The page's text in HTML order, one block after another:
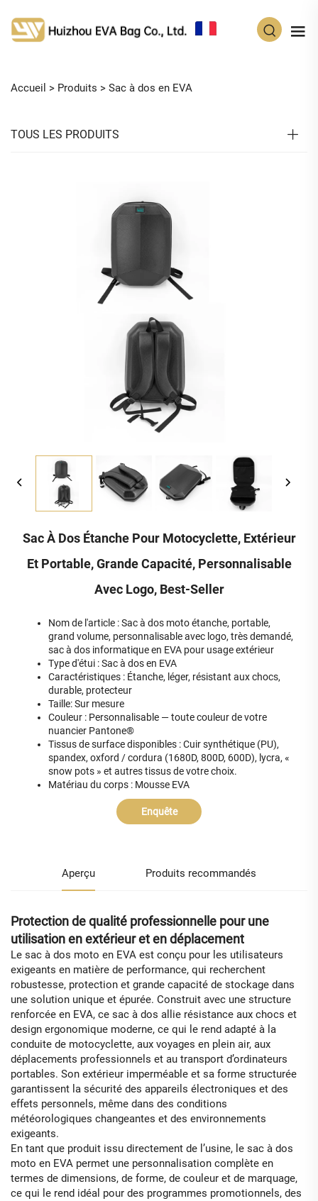
Accueil > Produits > Sac à dos en EVA
TOUS LES PRODUITS
Sac À Dos Étanche Pour Motocyclette, Extérieur
Et Portable, Grande Capacité, Personnalisable
Avec Logo, Best-Seller
Nom de l'article : Sac à dos moto étanche, portable,
grand volume, personnalisable avec logo, très demandé,
sac à dos informatique en EVA pour usage extérieur
Type d'étui : Sac à dos en EVA
Caractéristiques : Étanche, léger, résistant aux chocs,
durable, protecteur
Taille: Sur mesure
Couleur : Personnalisable — toute couleur de votre
nuancier Pantone®
Tissus de surface disponibles : Cuir synthétique (PU),
spandex, oxford / cordura (1680D, 800D, 600D), lycra, «
snow pots » et autres tissus de votre choix.
Matériau du corps : Mousse EVA
Enquête
Aperçu Produits recommandés
Protection de qualité professionnelle pour une
utilisation en extérieur et en déplacement
Le sac à dos moto en EVA est conçu pour les utilisateurs
exigeants en matière de performance, qui recherchent
robustesse, protection et grande capacité de stockage dans
une solution unique et épurée. Construit avec une structure
renforcée en EVA, ce sac à dos allie résistance aux chocs et
design ergonomique moderne, ce qui le rend adapté à la
conduite de motocyclette, aux voyages en plein air, aux
déplacements professionnels et au transport d’ordinateurs
portables. Son extérieur imperméable et sa forme structurée
garantissent la sécurité des appareils électroniques et des
effets personnels, même dans des conditions
météorologiques changeantes et des environnements
exigeants.
En tant que produit issu directement de l’usine, le sac à dos
moto en EVA permet une personnalisation complète en
termes de dimensions, de forme, de couleur et de marquage,
ce qui le rend idéal pour des programmes promotionnels, des